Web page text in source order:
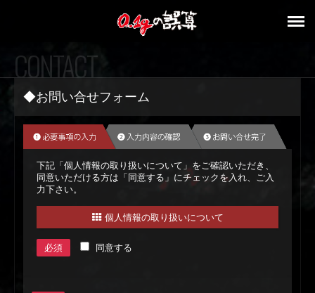
CONTACT
◆お問い合せフォーム
下記「個人情報の取り扱いについて」をご確認いただき、
同意いただける方は「同意する」にチェックを入れ、ご入
力下さい。
個人情報の取り扱いについて
必須 同意する